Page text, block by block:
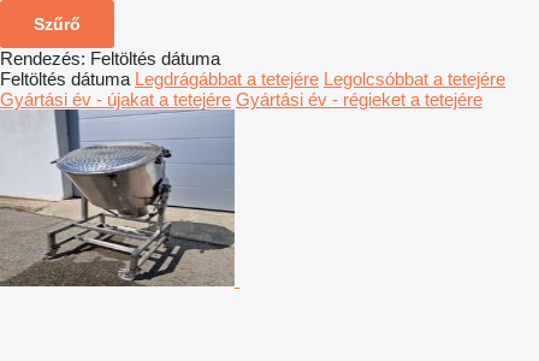
Szűrő
Rendezés: Feltöltés dátuma
Feltöltés dátuma Legdrágábbat a tetejére Legolcsóbbat a tetejére
Gyártási év - újakat a tetejére Gyártási év - régieket a tetejére